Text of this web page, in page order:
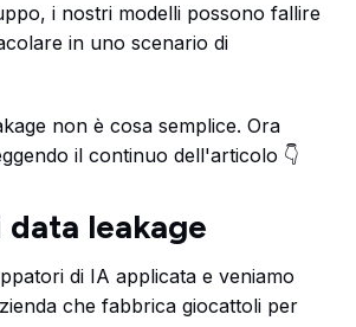
i nostri modelli possono fallire
in uno scenario di
non è cosa semplice. Ora
il continuo dell'articolo 👇
data leakage
di IA applicata e veniamo
che fabbrica giocattoli per